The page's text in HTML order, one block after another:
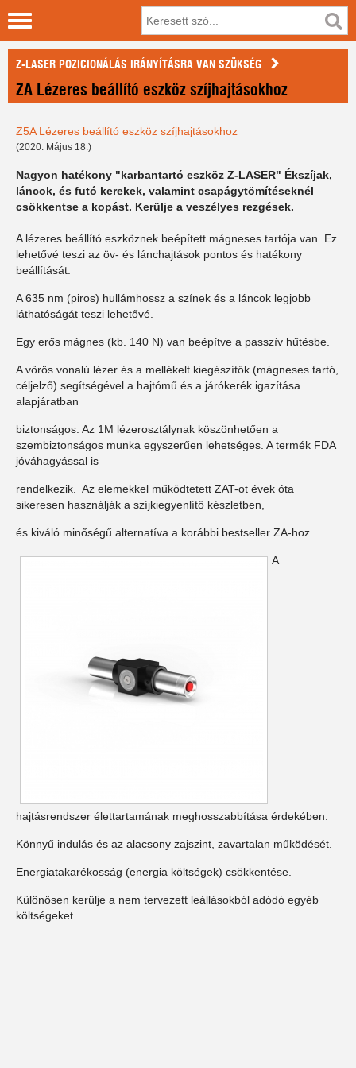
Z-LASER POZICIONÁLÁS IRÁNYÍTÁSRA VAN SZÜKSÉG
ZA Lézeres beállító eszköz szíjhajtásokhoz
Z5A Lézeres beállító eszköz szíjhajtásokhoz
(2020. Május 18.)
Nagyon hatékony "karbantartó eszköz Z-LASER" Ékszíjak,
láncok, és futó kerekek, valamint csapágytömítéseknél
csökkentse a kopást. Kerülje a veszélyes rezgések.
A lézeres beállító eszköznek beépített mágneses tartója van. Ez
lehetővé teszi az öv- és lánchajtások pontos és hatékony
beállítását.
A 635 nm (piros) hullámhossz a színek és a láncok legjobb
láthatóságát teszi lehetővé.
Egy erős mágnes (kb. 140 N) van beépítve a passzív hűtésbe.
A vörös vonalú lézer és a mellékelt kiegészítők (mágneses tartó,
céljelző) segítségével a hajtómű és a járókerék igazítása
alapjáratban
biztonságos. Az 1M lézerosztálynak köszönhetően a
szembiztonságos munka egyszerűen lehetséges. A termék FDA
jóváhagyással is
rendelkezik. Az elemekkel működtetett ZAT-ot évek óta
sikeresen használják a szíjkiegyenlítő készletben,
és kiváló minőségű alternatíva a korábbi bestseller ZA-hoz.
A
hajtásrendszer élettartamának meghosszabbítása érdekében.
Könnyű indulás és az alacsony zajszint, zavartalan működését.
Energiatakarékosság (energia költségek) csökkentése.
Különösen kerülje a nem tervezett leállásokból adódó egyéb
költségeket.